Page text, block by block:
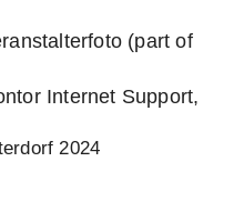
(part of
Internet Support,
2024